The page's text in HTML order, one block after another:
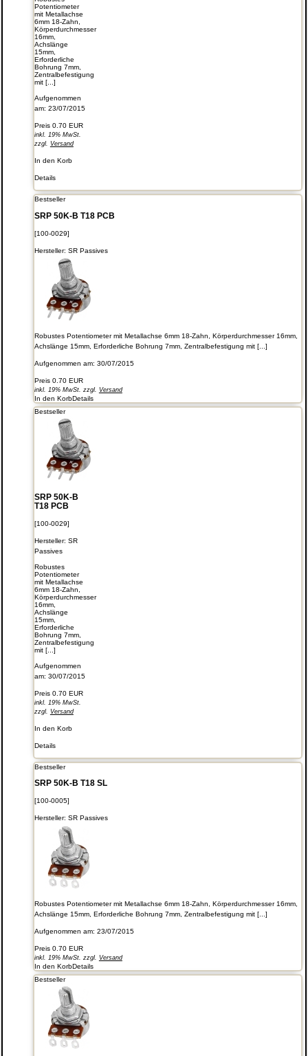
Potentiometer
mit Metallachse
6mm 18-Zahn,
Körperdurchmesser
16mm,
Achslänge
15mm,
Erforderliche
Bohrung 7mm,
Zentralbefestigung
mit [...]
Aufgenommen
am: 23/07/2015
Preis 0.70 EUR
inkl. 19% MwSt.
zzgl. Versand
In den Korb
Details
Bestseller
SRP 50K-B T18 PCB
[100-0029]
Hersteller: SR Passives
Robustes Potentiometer mit Metallachse 6mm 18-Zahn, Körperdurchmesser 16mm,
Achslänge 15mm, Erforderliche Bohrung 7mm, Zentralbefestigung mit [...]
Aufgenommen am: 30/07/2015
Preis 0.70 EUR
inkl. 19% MwSt. zzgl. Versand
In den KorbDetails
Bestseller
SRP 50K-B
T18 PCB
[100-0029]
Hersteller: SR
Passives
Robustes
Potentiometer
mit Metallachse
6mm 18-Zahn,
Körperdurchmesser
16mm,
Achslänge
15mm,
Erforderliche
Bohrung 7mm,
Zentralbefestigung
mit [...]
Aufgenommen
am: 30/07/2015
Preis 0.70 EUR
inkl. 19% MwSt.
zzgl. Versand
In den Korb
Details
Bestseller
SRP 50K-B T18 SL
[100-0005]
Hersteller: SR Passives
Robustes Potentiometer mit Metallachse 6mm 18-Zahn, Körperdurchmesser 16mm,
Achslänge 15mm, Erforderliche Bohrung 7mm, Zentralbefestigung mit [...]
Aufgenommen am: 23/07/2015
Preis 0.70 EUR
inkl. 19% MwSt. zzgl. Versand
In den KorbDetails
Bestseller